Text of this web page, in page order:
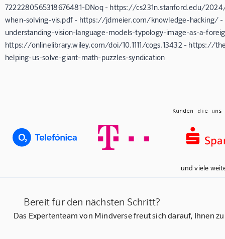
7222280565318676481-DNoq - https://cs231n.stanford.edu/
when-solving-vis.pdf - https://jdmeier.com/knowledge-
understanding-vision-language-models-typology-image-as-a-
https://onlinelibrary.wiley.com/doi/10.1111/cogs.13432 - https://
helping-us-solve-giant-math-puzzles-syndication
Kunden die
und viele
Bereit für den nächsten Schritt?
Das Expertenteam von Mindverse freut sich darauf, Ihnen